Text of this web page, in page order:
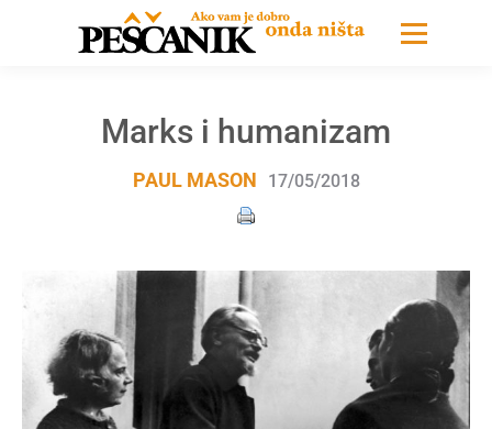
Marks i humanizam
PAUL MASON 17/05/2018